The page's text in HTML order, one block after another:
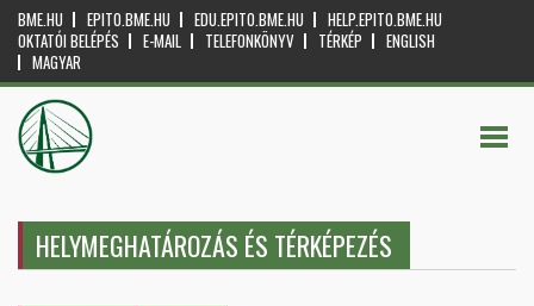
BME.HU EPITO.BME.HU EDU.EPITO.BME.HU
HELP.EPITO.BME.HU
OKTATÓI BELÉPÉS
E-MAIL TELEFONKÖNYV TÉRKÉP
ENGLISH
MAGYAR
HELYMEGHATÁROZÁS ÉS TÉRKÉPEZÉS